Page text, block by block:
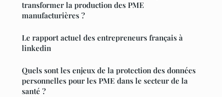
transformer la production des PME
manufacturières ?
Le rapport actuel des entrepreneurs français à
linkedin
Quels sont les enjeux de la protection des données
personnelles pour les PME dans le secteur de la
santé ?